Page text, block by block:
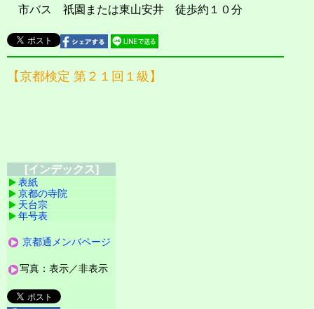
市バス 祇園または東山安井 徒歩約１０分
【京都検定 第２１回１級】
[インデックス]
表紙
京都の寺院
天台宗
年号表
京都通メンバページ
写真：表示／非表示